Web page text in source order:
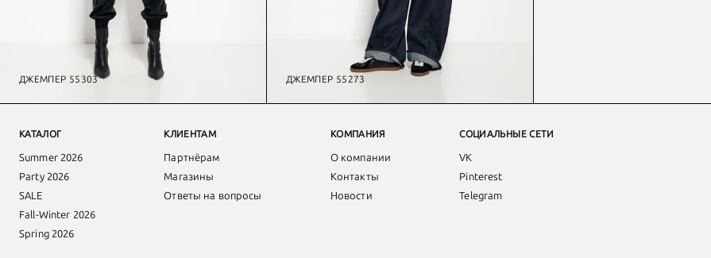
ДЖЕМПЕР 55303 ДЖЕМПЕР 55273
КАТАЛОГ
Summer 2026
Party 2026
SALE
Fall-Winter 2026
Spring 2026
КЛИЕНТАМ
Партнёрам
Магазины
Ответы на вопросы
КОМПАНИЯ
О компании
Контакты
Новости
СОЦИАЛЬНЫЕ СЕТИ
VK
Pinterest
Telegram